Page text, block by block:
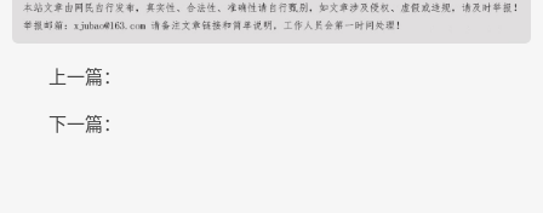
上一篇：
下一篇：